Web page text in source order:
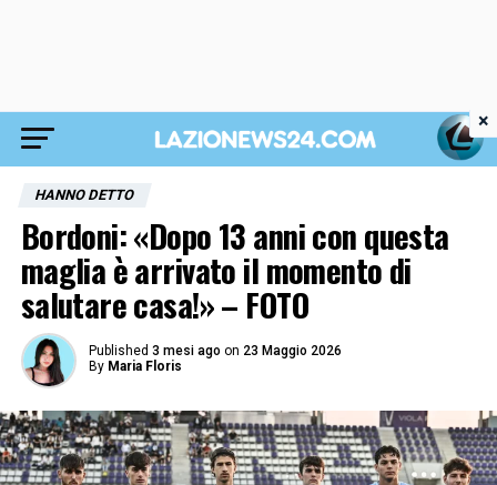
HANNO DETTO
Bordoni: «Dopo 13 anni con questa
maglia è arrivato il momento di
salutare casa!» – FOTO
Published 3 mesi ago on 23 Maggio 2026
By Maria Floris
×